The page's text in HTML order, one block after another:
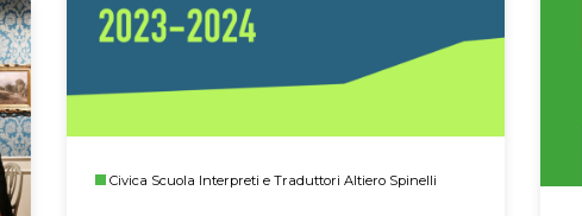
Civica Scuola Interpreti e Traduttori Altiero Spinelli